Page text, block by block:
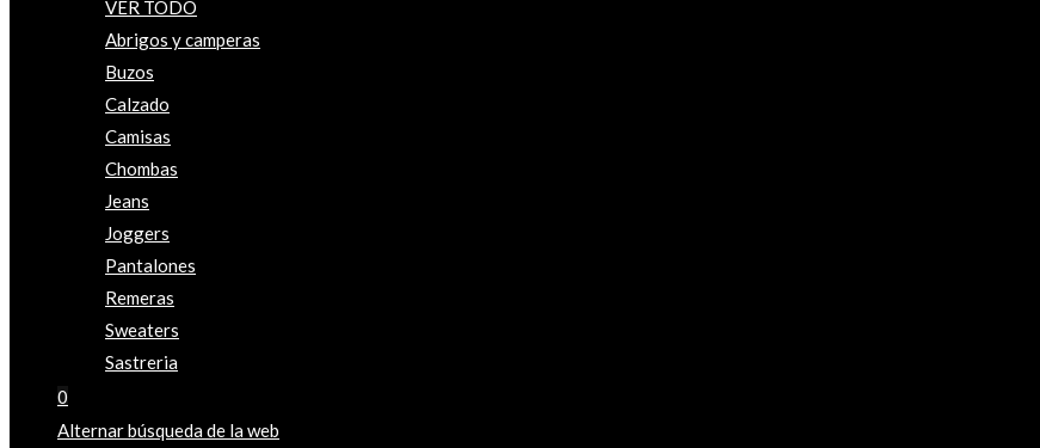
VER TODO
Abrigos y camperas
Buzos
Calzado
Camisas
Chombas
Jeans
Joggers
Pantalones
Remeras
Sweaters
Sastreria
0
Alternar búsqueda de la web